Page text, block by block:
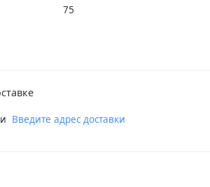
75
Введите адрес доставки